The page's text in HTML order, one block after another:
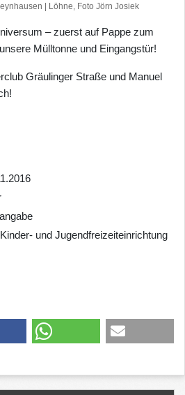
| Löhne, Foto Jörn Josiek
– zuerst auf Pappe zum
Mülltonne und Eingangstür!
Gräulinger Straße und Manuel
und Jugendfreizeiteinrichtung
Uhr